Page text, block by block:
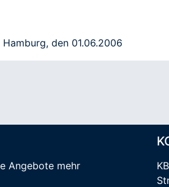
Hamburg, den 01.06.2006
Angebote mehr